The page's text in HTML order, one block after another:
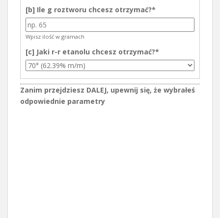
[b] Ile g roztworu chcesz otrzymać?*
Wpisz ilość w gramach
[c] Jaki r-r etanolu chcesz otrzymać?*
Zanim przejdziesz DALEJ, upewnij się, że wybrałeś
odpowiednie parametry